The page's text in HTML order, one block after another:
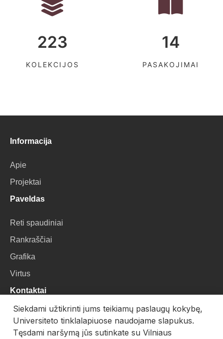
223
KOLEKCIJOS
14
PASAKOJIMAI
Informacija
Apie
Projektai
Paveldas
Reti spaudiniai
Rankraščiai
Grafika
Virtus
Kontaktai
VU Biblioteka
Universiteto g. 3, LT-01122, Vilnius
Siekdami užtikrinti jums teikiamų paslaugų kokybę,
Universiteto tinklalapiuose naudojame slapukus.
Tęsdami naršymą jūs sutinkate su Vilniaus